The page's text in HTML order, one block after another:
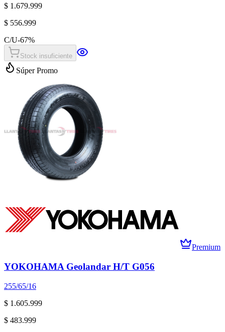
$ 1.679.999
$ 556.999
C/U-67%
Stock insuficiente
Súper Promo
Premium
YOKOHAMA Geolandar H/T G056
255/65/16
$ 1.605.999
$ 483.999